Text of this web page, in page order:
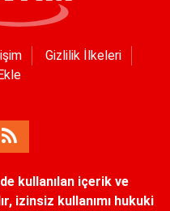
Gizlilik İlkeleri
kullanılan içerik ve
izinsiz kullanımı hukuki